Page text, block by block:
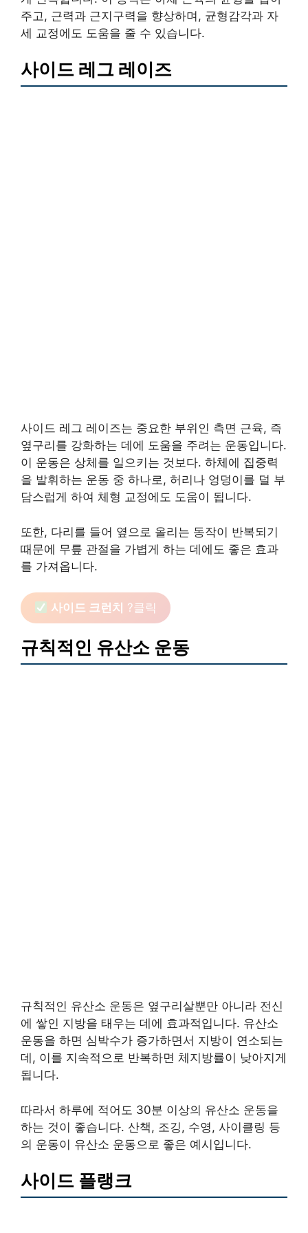
주고, 근력과 근지구력을 향상하며, 균형감각과 자
세 교정에도 도움을 줄 수 있습니다.
사이드 레그 레이즈
사이드 레그 레이즈는 중요한 부위인 측면 근육, 즉
옆구리를 강화하는 데에 도움을 주려는 운동입니다.
이 운동은 상체를 일으키는 것보다. 하체에 집중력
을 발휘하는 운동 중 하나로, 허리나 엉덩이를 덜 부
담스럽게 하여 체형 교정에도 도움이 됩니다.
또한, 다리를 들어 옆으로 올리는 동작이 반복되기
때문에 무릎 관절을 가볍게 하는 데에도 좋은 효과
를 가져옵니다.
사이드 크런치 ?클릭
규칙적인 유산소 운동
규칙적인 유산소 운동은 옆구리살뿐만 아니라 전신
에 쌓인 지방을 태우는 데에 효과적입니다. 유산소
운동을 하면 심박수가 증가하면서 지방이 연소되는
데, 이를 지속적으로 반복하면 체지방률이 낮아지게
됩니다.
따라서 하루에 적어도 30분 이상의 유산소 운동을
하는 것이 좋습니다. 산책, 조깅, 수영, 사이클링 등
의 운동이 유산소 운동으로 좋은 예시입니다.
사이드 플랭크